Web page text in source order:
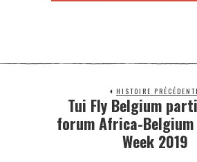
HISTOIRE
Tui Fly Belgium
forum Africa-Belgium
Week 2019